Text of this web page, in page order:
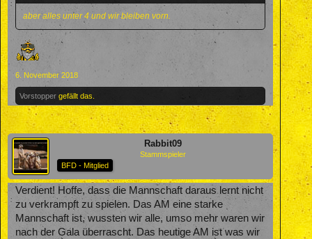
aber alles unter 4 und wir bleiben vorn.
6. November 2018
Vorstopper gefällt das.
Rabbit09
Stammspieler
BFD - Mitglied
Verdient! Hoffe, dass die Mannschaft daraus lernt nicht
zu verkrampft zu spielen. Das AM eine starke
Mannschaft ist, wussten wir alle, umso mehr waren wir
nach der Gala überrascht. Das heutige AM ist was wir